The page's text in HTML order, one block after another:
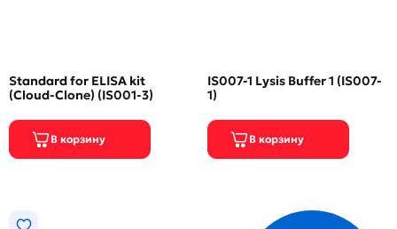
Standard for ELISA kit
(Cloud-Clone) (IS001-3)
IS007-1 Lysis Buffer 1 (IS007-
1)